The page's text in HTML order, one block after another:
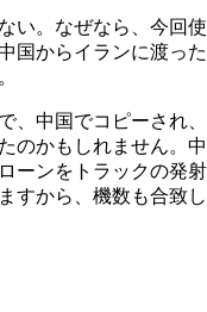
い。なぜなら、今回使
国からイランに渡った
、中国でコピーされ、
のかもしれません。中
ーンをトラックの発射
すから、機数も合致し